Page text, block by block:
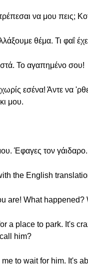
να μου πεις;
θέμα. Τι φαΐ
Το αγαπημένο σου!
χωρίς εσένα! Άντε να
μου.
Έφαγες τον
the English
are! What happened?
a place to park. It's
him?
to wait for him. It's